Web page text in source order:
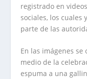
registrado en
sociales, los cuales
parte de las
En las imágenes
medio de la
espuma a una